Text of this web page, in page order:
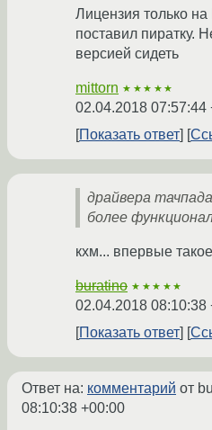
Лицензия только
поставил пиратку.
версией сидеть
mittorn ★★★★★
02.04.2018 07:57:44
Показать ответ
драйвера
более
кхм... впервые
buratino ★★★★★
02.04.2018 08:10:38
Показать ответ
Ответ на: комментарий от
08:10:38 +00:00